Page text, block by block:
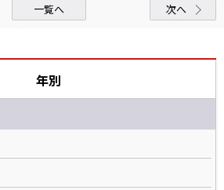
一覧へ 次へ
年別